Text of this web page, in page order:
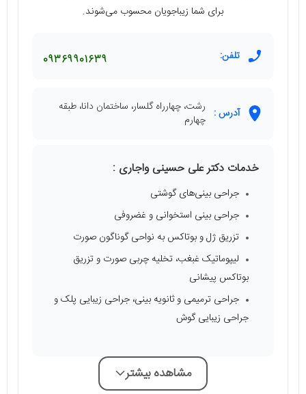
برای شما زیباجویان محسوب می‌شوند.
تلفن: 09369901639
آدرس : رشت، چهارراه گلسار، ساختمان دانا، طبقه
چهارم
خدمات دکتر علی حسینی واجاری :
جراحی بینی‌های گوشتی
جراحی بینی استخوانی و غضروفی
تزریق ژل و بوتاکس به نواحی گوناگون صورت
لیپوماتیک غبغب، تخلیه چربی صورت و تزریق
بوتاکس پیشانی
جراحی ترمیمی و ثانویه بینی، جراحی زیبایی پلک و
جراحی زیبایی گوش
مشاهده بیشتر